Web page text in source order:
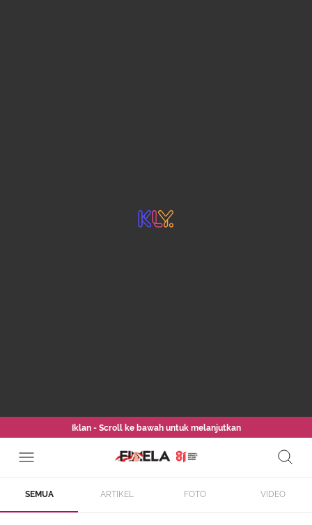
Iklan - Scroll ke bawah untuk melanjutkan
SEMUA ARTIKEL FOTO VIDEO